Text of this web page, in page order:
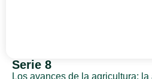
Serie 8
Los avances de la agricultura: